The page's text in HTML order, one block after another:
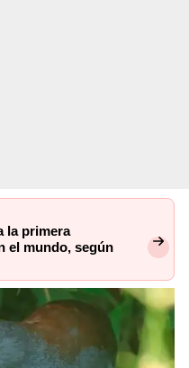
la primera
el mundo, según